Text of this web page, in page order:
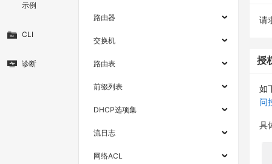
示例
CLI
诊断
路由器
交换机
路由表
前缀列表
DHCP选项集
流日志
网络ACL
请
授
如
问
具